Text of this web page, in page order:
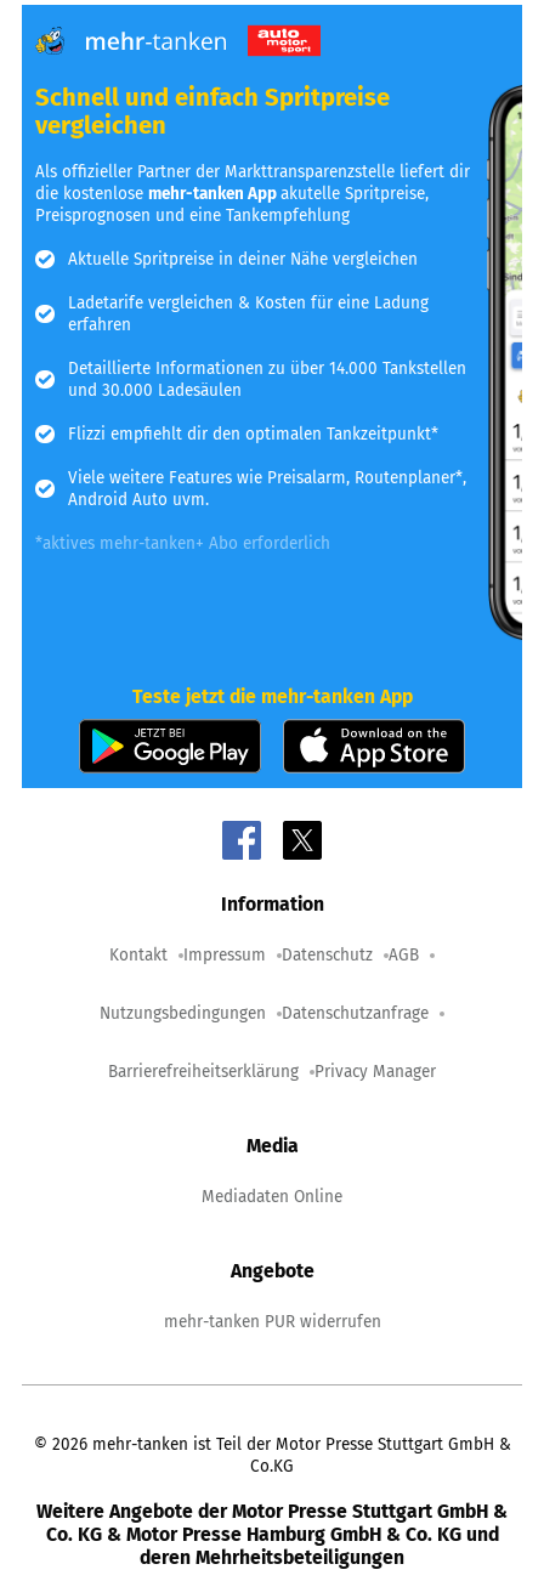
Schnell und einfach Spritpreise
vergleichen
Als offizieller Partner der Markttransparenzstelle liefert dir
die kostenlosemehr-tanken Appakutelle Spritpreise,
Preisprognosen und eine Tankempfehlung
Aktuelle Spritpreise in deiner Nähe vergleichen
Ladetarife vergleichen & Kosten für eine Ladung
erfahren
Detaillierte Informationen zu über 14.000 Tankstellen
und 30.000 Ladesäulen
Flizzi empfiehlt dir den optimalen Tankzeitpunkt*
Viele weitere Features wie Preisalarm, Routenplaner*,
Android Auto uvm.
*aktives mehr-tanken+ Abo erforderlich
Teste jetzt die mehr-tanken App
Information
Kontakt Impressum Datenschutz AGB
Nutzungsbedingungen Datenschutzanfrage
Barrierefreiheitserklärung Privacy Manager
Media
Mediadaten Online
Angebote
mehr-tanken PUR widerrufen
© 2026 mehr-tanken ist Teil der Motor Presse Stuttgart GmbH &
Co.KG
Weitere Angebote der Motor Presse Stuttgart GmbH &
Co. KG & Motor Presse Hamburg GmbH & Co. KG und
deren Mehrheitsbeteiligungen